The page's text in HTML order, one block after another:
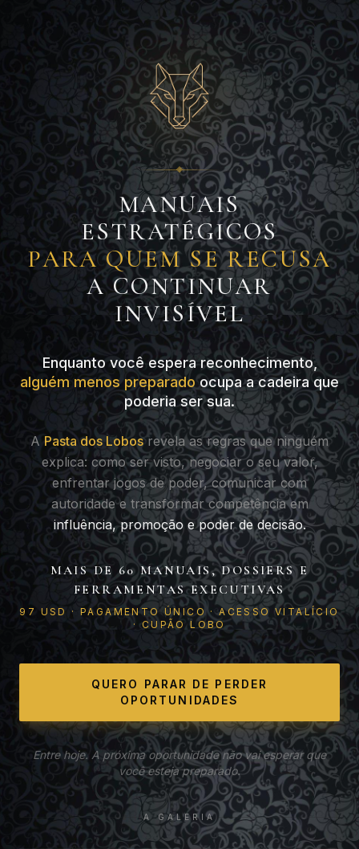
MANUAIS
ESTRATÉGICOS
PARA QUEM SE RECUSA
A CONTINUAR
INVISÍVEL
Enquanto você espera reconhecimento,
alguém menos preparadoocupa a cadeira que
poderia ser sua.
APasta dos Lobosrevela as regras que ninguém
explica: como ser visto, negociar o seu valor,
enfrentar jogos de poder, comunicar com
autoridade e transformar competência em
influência, promoção e poder de decisão.
MAIS DE 60 MANUAIS, DOSSIERS E
FERRAMENTAS EXECUTIVAS
97 USD · PAGAMENTO ÚNICO · ACESSO VITALÍCIO
· CUPÃO LOBO
QUERO PARAR DE PERDER
OPORTUNIDADES
Entre hoje. A próxima oportunidade não vai esperar que
você esteja preparado.
A GALERIA